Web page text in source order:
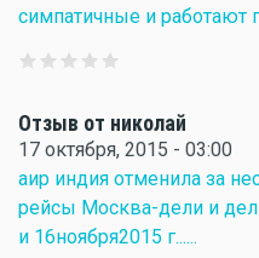
симпатичные и работают
Отзыв от николай
17 октября, 2015 - 03:00
аир индия отменила за
рейсы Москва-дели и
и 16ноября2015 г......